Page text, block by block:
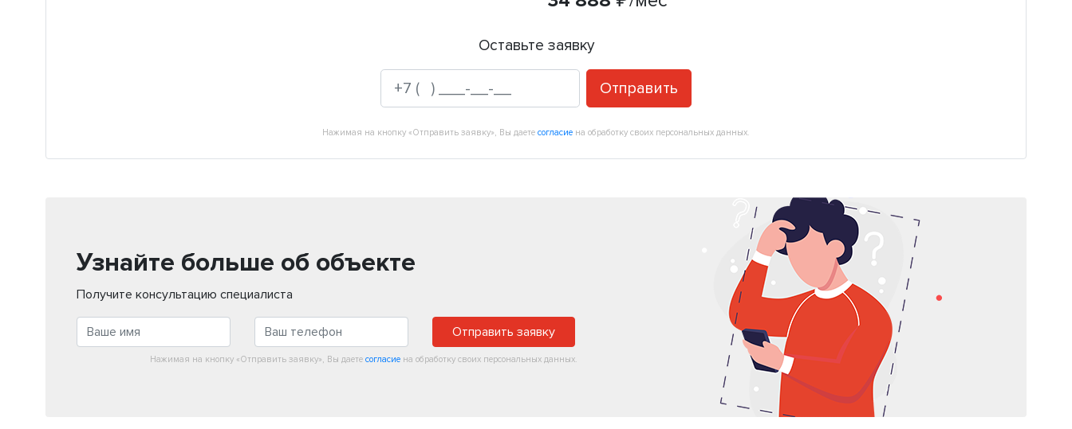
Оставьте заявку
Отправить
Нажимая на кнопку «Отправить заявку», Вы даете согласие на обработку своих персональных данных.
Узнайте больше об объекте
Получите консультацию специалиста
Отправить заявку
Нажимая на кнопку «Отправить заявку», Вы даете согласиена обработку своих персональных данных.